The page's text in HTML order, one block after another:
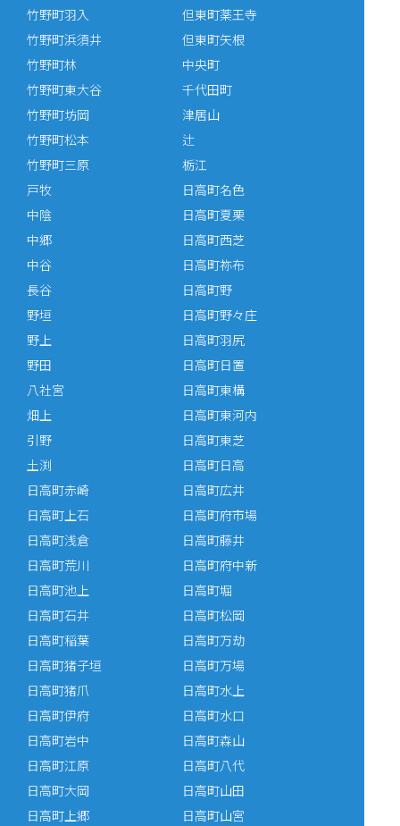
竹野町羽入
竹野町浜須井
竹野町林
竹野町東大谷
竹野町坊岡
竹野町松本
竹野町三原
但東町薬王寺
但東町矢根
中央町
千代田町
津居山
辻
栃江
戸牧
中陰
中郷
中谷
長谷
野垣
野上
野田
八社宮
畑上
引野
土渕
日高町赤崎
日高町上石
日高町浅倉
日高町荒川
日高町池上
日高町石井
日高町稲葉
日高町猪子垣
日高町猪爪
日高町伊府
日高町岩中
日高町江原
日高町大岡
日高町上郷
日高町名色
日高町夏栗
日高町西芝
日高町祢布
日高町野
日高町野々庄
日高町羽尻
日高町日置
日高町東構
日高町東河内
日高町東芝
日高町日高
日高町広井
日高町府市場
日高町藤井
日高町府中新
日高町堀
日高町松岡
日高町万劫
日高町万場
日高町水上
日高町水口
日高町森山
日高町八代
日高町山田
日高町山宮